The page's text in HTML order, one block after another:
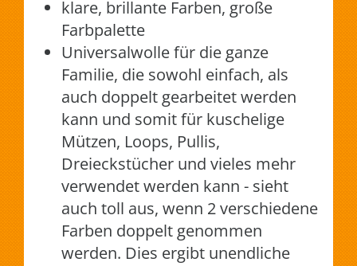
klare, brillante Farben, große
Farbpalette
Universalwolle für die ganze
Familie, die sowohl einfach, als
auch doppelt gearbeitet werden
kann und somit für kuschelige
Mützen, Loops, Pullis,
Dreieckstücher und vieles mehr
verwendet werden kann - sieht
auch toll aus, wenn 2 verschiedene
Farben doppelt genommen
werden. Dies ergibt unendliche